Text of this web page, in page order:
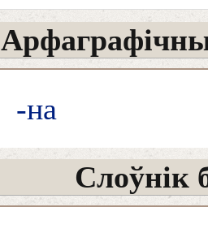
-на
Слоўнік